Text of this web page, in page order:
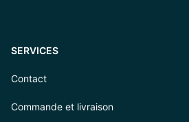
SERVICES
Contact
Commande et livraison